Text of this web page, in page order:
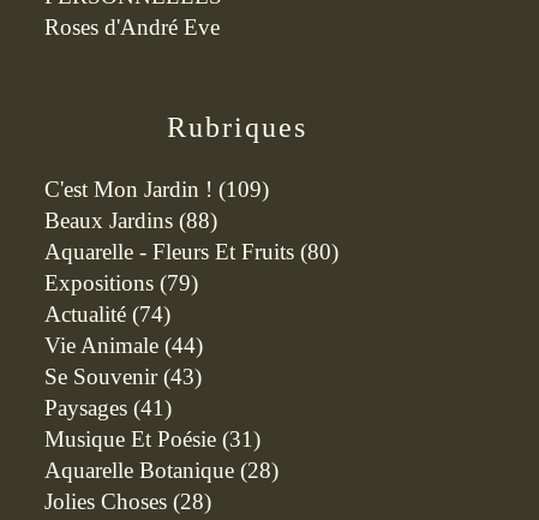
Rubriques
C'est Mon Jardin ! (109)
Beaux Jardins (88)
Aquarelle - Fleurs Et Fruits (80)
Expositions (79)
Actualité (74)
Vie Animale (44)
Se Souvenir(43)
Paysages (41)
Musique Et Poésie (31)
Aquarelle Botanique (28)
Jolies Choses (28)
Roses d'André Eve